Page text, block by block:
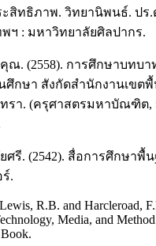
ะสิทธิภาพ. วิทยานิพนธ์. ปร.
พฯ : มหาวิทยาลัยศิลปากร.
. (2558). การศึกษาบทบา
ศึกษา สังกัดสำนักงานเขต
ทรา. (ครุศาสตรมหาบัณฑิต
ศรี. (2542). สื่อการศึกษาพื้
.
R.B. and Harcleroad,
Media, and